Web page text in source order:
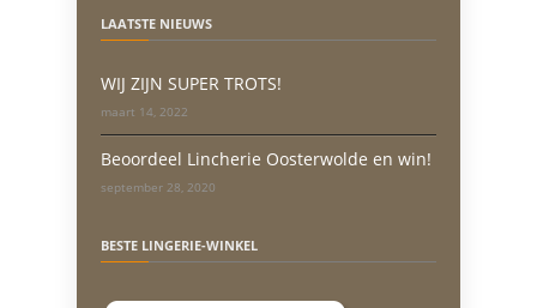
LAATSTE NIEUWS
WIJ ZIJN SUPER TROTS!
maart 14, 2022
Beoordeel Lincherie Oosterwolde en win!
september 28, 2020
BESTE LINGERIE-WINKEL